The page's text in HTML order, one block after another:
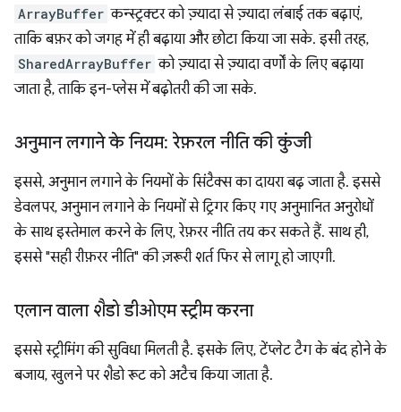
ArrayBuffer कन्स्ट्रक्टर को ज़्यादा से ज़्यादा लंबाई तक बढ़ाएं,
ताकि बफ़र को जगह में ही बढ़ाया और छोटा किया जा सके. इसी तरह,
SharedArrayBuffer को ज़्यादा से ज़्यादा वर्णों के लिए बढ़ाया
जाता है, ताकि इन-प्लेस में बढ़ोतरी की जा सके.
अनुमान लगाने के नियम: रेफ़रल नीति की कुंजी
इससे, अनुमान लगाने के नियमों के सिंटैक्स का दायरा बढ़ जाता है. इससे
डेवलपर, अनुमान लगाने के नियमों से ट्रिगर किए गए अनुमानित अनुरोधों
के साथ इस्तेमाल करने के लिए, रेफ़रर नीति तय कर सकते हैं. साथ ही,
इससे "सही रीफ़रर नीति" की ज़रूरी शर्त फिर से लागू हो जाएगी.
एलान वाला शैडो डीओएम स्ट्रीम करना
इससे स्ट्रीमिंग की सुविधा मिलती है. इसके लिए, टेंप्लेट टैग के बंद होने के
बजाय, खुलने पर शैडो रूट को अटैच किया जाता है.